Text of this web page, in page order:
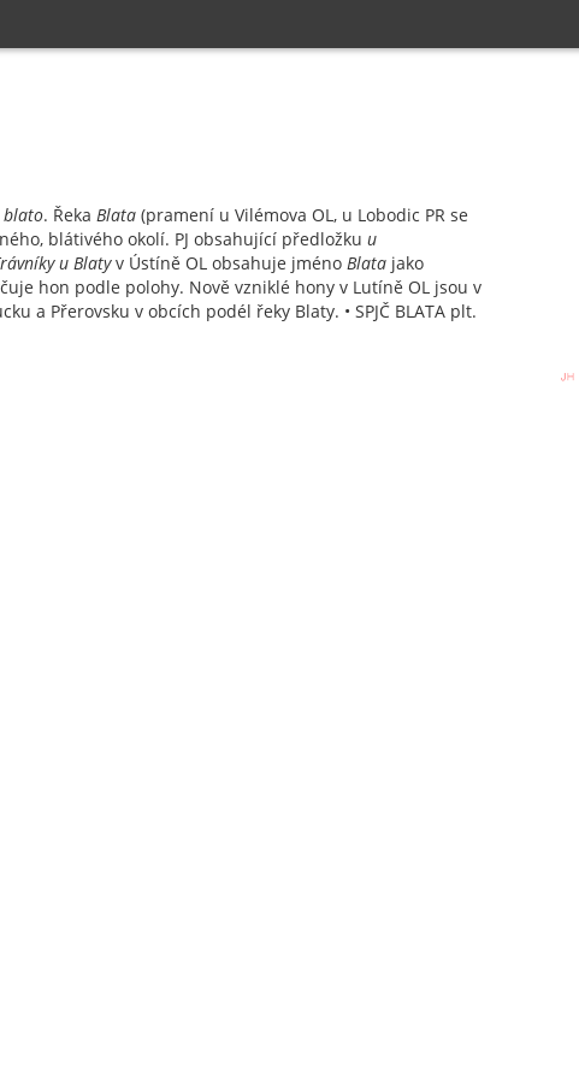
blato. Řeka Blata (pramení u Vilémova OL, u Lobodic PR se
blátivého okolí. PJ obsahující předložku u
u Blatyv Ústíně OL obsahuje jméno Blata jako
hon podle polohy. Nově vzniklé hony v Lutíně OL jsou v
a Přerovsku v obcích podél řeky Blaty. • SPJČ BLATA plt.